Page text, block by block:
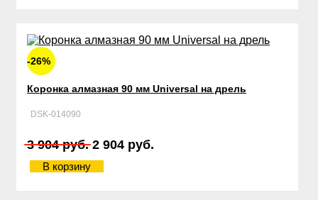
-26%
Коронка алмазная 90 мм Universal на дрель
DSK-014090
3 904 руб. 2 904 руб.
В корзину